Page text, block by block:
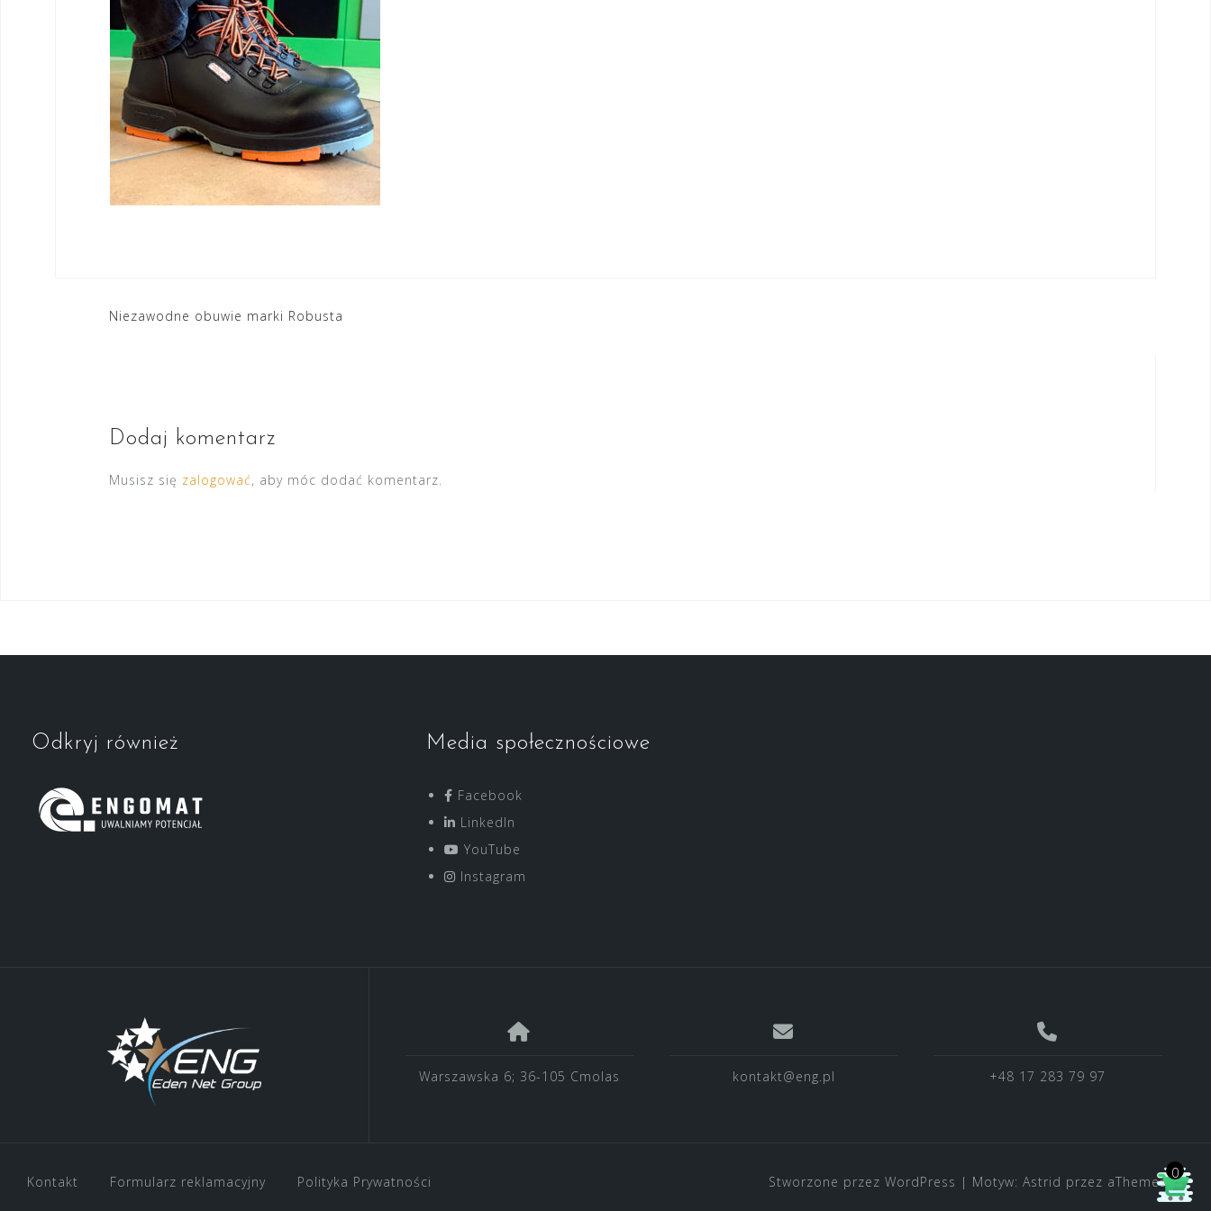
Nawigacja
Niezawodne obuwie marki Robusta
Dodaj komentarz
Musisz się zalogować, aby móc dodać komentarz.
Odkryj również Media społecznościowe
Facebook
LinkedIn
YouTube
Instagram
Warszawska 6; 36-105 Cmolas kontakt@eng.pl +48 17 283 79 97
Kontakt Formularz reklamacyjny Polityka Prywatności Stworzone przez WordPress | Motyw: Astrid przez aThemes.
0